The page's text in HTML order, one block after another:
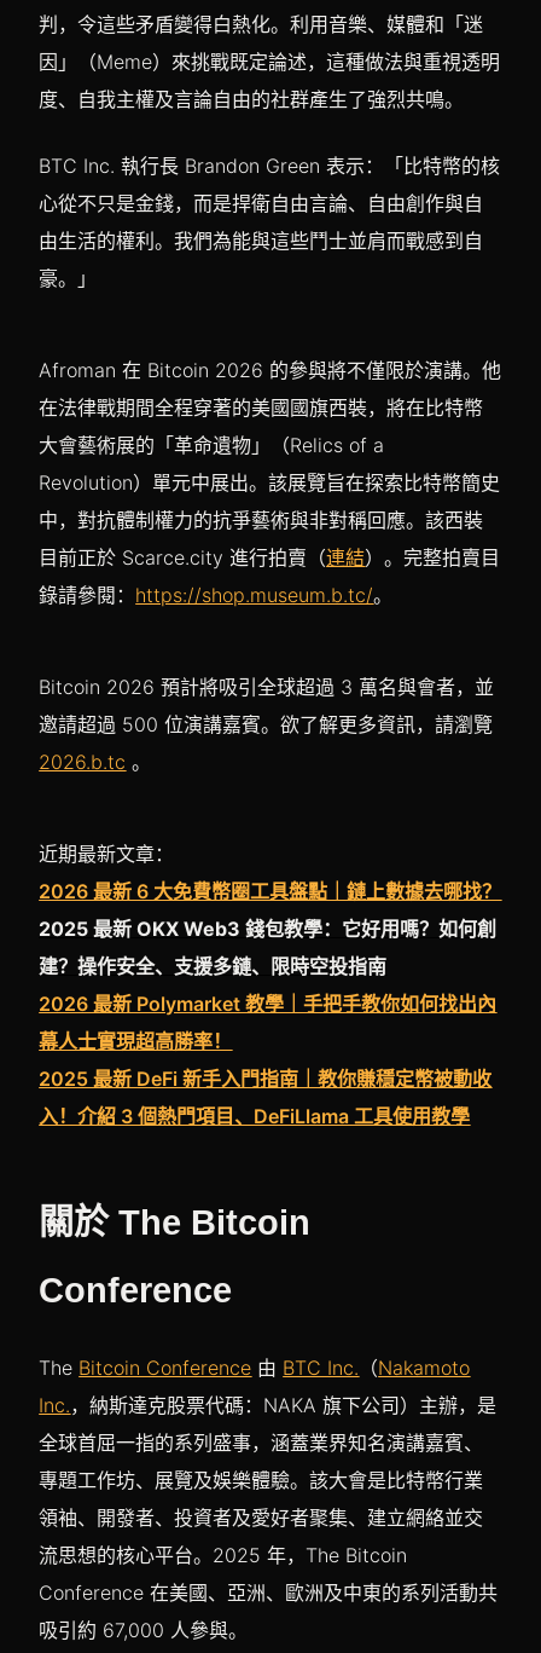
判，令這些矛盾變得白熱化。利用音樂、媒體和「迷
因」（Meme）來挑戰既定論述，這種做法與重視透明
度、自我主權及言論自由的社群產生了強烈共鳴。
BTC Inc. 執行長 Brandon Green 表示：「比特幣的核
心從不只是金錢，而是捍衛自由言論、自由創作與自
由生活的權利。我們為能與這些鬥士並肩而戰感到自
豪。」
Afroman 在 Bitcoin 2026 的參與將不僅限於演講。他
在法律戰期間全程穿著的美國國旗西裝，將在比特幣
大會藝術展的「革命遺物」（Relics of a
Revolution）單元中展出。該展覽旨在探索比特幣簡史
中，對抗體制權力的抗爭藝術與非對稱回應。該西裝
目前正於 Scarce.city 進行拍賣（連結）。完整拍賣目
錄請參閱： https://shop.museum.b.tc/。
Bitcoin 2026 預計將吸引全球超過 3 萬名與會者，並
邀請超過 500 位演講嘉賓。欲了解更多資訊，請瀏覽
2026.b.tc 。
近期最新文章：
2026 最新 6 大免費幣圈工具盤點｜鏈上數據去哪找？
2025 最新 OKX Web3 錢包教學：它好用嗎？如何創
建？操作安全、支援多鏈、限時空投指南
2026 最新 Polymarket 教學｜手把手教你如何找出內
幕人士實現超高勝率！
2025 最新 DeFi 新手入門指南｜教你賺穩定幣被動收
入！介紹 3 個熱門項目、DeFiLlama 工具使用教學
關於 The Bitcoin
Conference
The Bitcoin Conference 由 BTC Inc. （Nakamoto
Inc.，納斯達克股票代碼：NAKA 旗下公司）主辦，是
全球首屈一指的系列盛事，涵蓋業界知名演講嘉賓、
專題工作坊、展覽及娛樂體驗。該大會是比特幣行業
領袖、開發者、投資者及愛好者聚集、建立網絡並交
流思想的核心平台。2025 年，The Bitcoin
Conference 在美國、亞洲、歐洲及中東的系列活動共
吸引約 67,000 人參與。